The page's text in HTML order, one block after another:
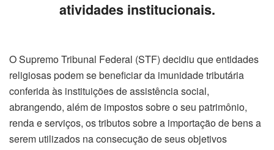
atividades institucionais.
O Supremo Tribunal Federal (STF) decidiu que entidades
religiosas podem se beneficiar da imunidade tributária
conferida às instituições de assistência social,
abrangendo, além de impostos sobre o seu patrimônio,
renda e serviços, os tributos sobre a importação de bens a
serem utilizados na consecução de seus objetivos